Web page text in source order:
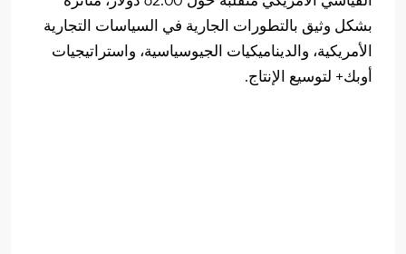
بشكل وثيق بالتطورات الجارية في السياسات التجارية
الأمريكية، والديناميكيات الجيوسياسية، واستراتيجيات
أوبك+ لتوسيع الإنتاج.